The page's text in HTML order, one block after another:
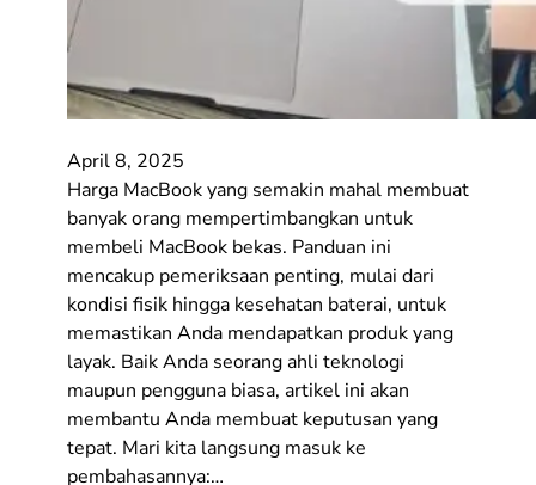
April 8, 2025
Harga MacBook yang semakin mahal membuat
banyak orang mempertimbangkan untuk
membeli MacBook bekas. Panduan ini
mencakup pemeriksaan penting, mulai dari
kondisi fisik hingga kesehatan baterai, untuk
memastikan Anda mendapatkan produk yang
layak. Baik Anda seorang ahli teknologi
maupun pengguna biasa, artikel ini akan
membantu Anda membuat keputusan yang
tepat. Mari kita langsung masuk ke
pembahasannya:…